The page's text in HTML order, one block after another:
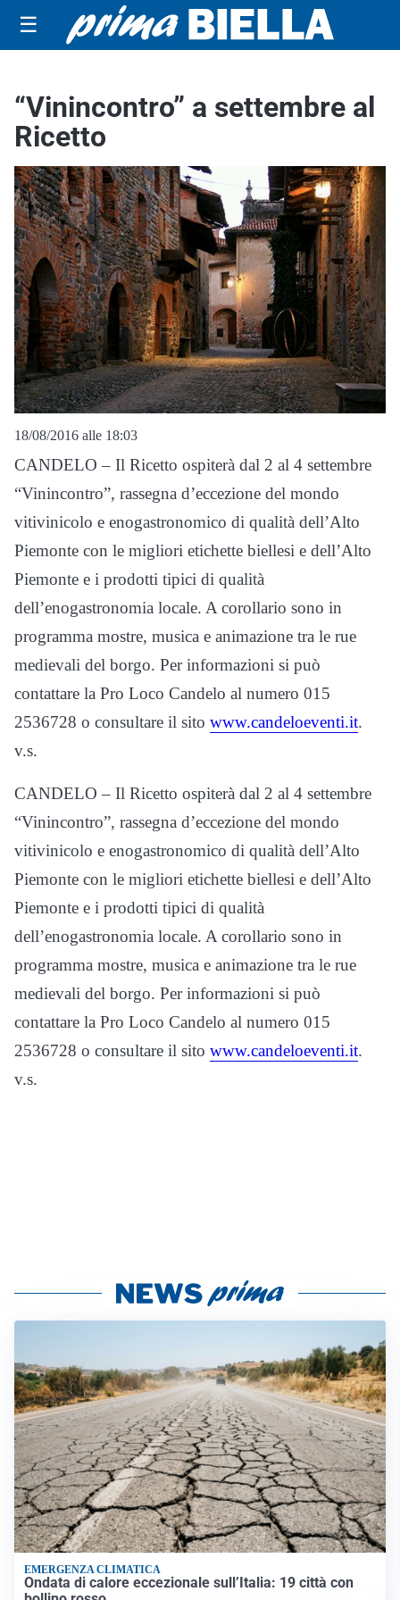
☰
“Vinincontro” a settembre al
Ricetto
18/08/2016 alle 18:03
CANDELO – Il Ricetto ospiterà dal 2 al 4 settembre
“Vinincontro”, rassegna d’eccezione del mondo
vitivinicolo e enogastronomico di qualità dell’Alto
Piemonte con le migliori etichette biellesi e dell’Alto
Piemonte e i prodotti tipici di qualità
dell’enogastronomia locale. A corollario sono in
programma mostre, musica e animazione tra le rue
medievali del borgo. Per informazioni si può
contattare la Pro Loco Candelo al numero 015
2536728 o consultare il sito www.candeloeventi.it.
v.s.
CANDELO – Il Ricetto ospiterà dal 2 al 4 settembre
“Vinincontro”, rassegna d’eccezione del mondo
vitivinicolo e enogastronomico di qualità dell’Alto
Piemonte con le migliori etichette biellesi e dell’Alto
Piemonte e i prodotti tipici di qualità
dell’enogastronomia locale. A corollario sono in
programma mostre, musica e animazione tra le rue
medievali del borgo. Per informazioni si può
contattare la Pro Loco Candelo al numero 015
2536728 o consultare il sito www.candeloeventi.it.
v.s.
EMERGENZA CLIMATICA
Ondata di calore eccezionale sull’Italia: 19 città con